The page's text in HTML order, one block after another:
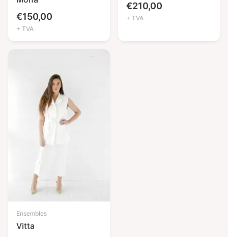
€150,00
+ TVA
€210,00
+ TVA
Ensembles
Vitta